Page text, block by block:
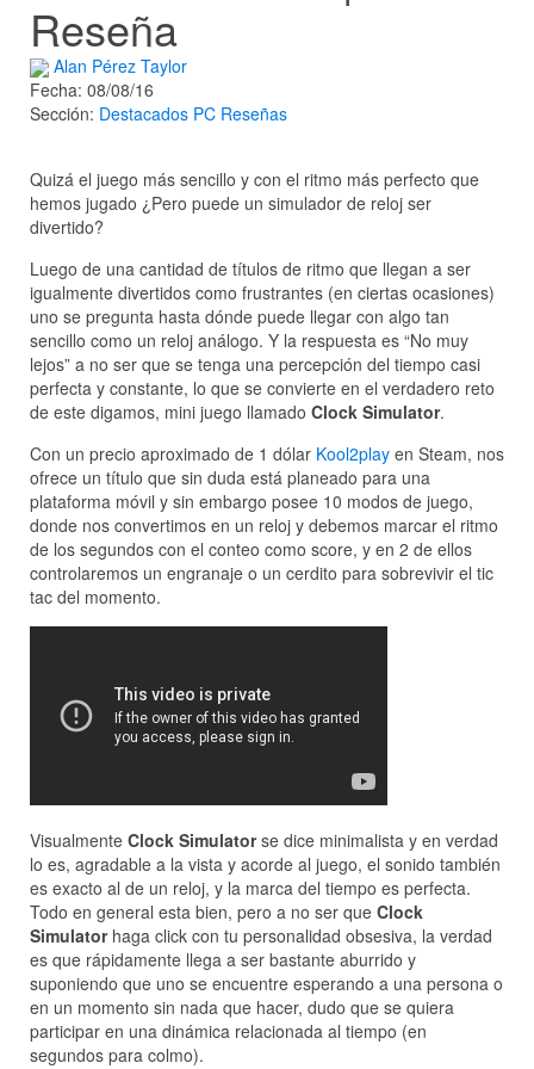
Reseña
Alan Pérez Taylor
Fecha: 08/08/16
Sección: Destacados PC Reseñas
Quizá el juego más sencillo y con el ritmo más perfecto que
hemos jugado ¿Pero puede un simulador de reloj ser
divertido?
Luego de una cantidad de títulos de ritmo que llegan a ser
igualmente divertidos como frustrantes (en ciertas ocasiones)
uno se pregunta hasta dónde puede llegar con algo tan
sencillo como un reloj análogo. Y la respuesta es “No muy
lejos” a no ser que se tenga una percepción del tiempo casi
perfecta y constante, lo que se convierte en el verdadero reto
de este digamos, mini juego llamado Clock Simulator.
Con un precio aproximado de 1 dólar Kool2play en Steam, nos
ofrece un título que sin duda está planeado para una
plataforma móvil y sin embargo posee 10 modos de juego,
donde nos convertimos en un reloj y debemos marcar el ritmo
de los segundos con el conteo como score, y en 2 de ellos
controlaremos un engranaje o un cerdito para sobrevivir el tic
tac del momento.
Visualmente Clock Simulatorse dice minimalista y en verdad
lo es, agradable a la vista y acorde al juego, el sonido también
es exacto al de un reloj, y la marca del tiempo es perfecta.
Todo en general esta bien, pero a no ser que Clock
Simulatorhaga click con tu personalidad obsesiva, la verdad
es que rápidamente llega a ser bastante aburrido y
suponiendo que uno se encuentre esperando a una persona o
en un momento sin nada que hacer, dudo que se quiera
participar en una dinámica relacionada al tiempo (en
segundos para colmo).